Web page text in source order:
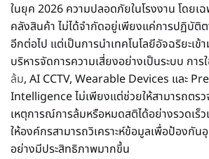
ในยุค 2026 ความปลอดภัยในโรงงาน โดยเฉ
คลังสินค้า ไม่ได้จำกัดอยู่เพียงแค่การปฏิบัติ
อีกต่อไป แต่เป็นการนำเทคโนโลยีอัจฉริยะเข้
บริหารจัดการความเสี่ยงอย่างเป็นระบบ การ
ล้ม, AI CCTV, Wearable Devices และ
Intelligence ไม่เพียงแต่ช่วยให้สามารถตร
เหตุการณ์การล้มหรือหมดสติได้อย่างรวดเร็
ให้องค์กรสามารถวิเคราะห์ข้อมูลเพื่อป้องกัน
อย่างมีประสิทธิภาพมากขึ้น